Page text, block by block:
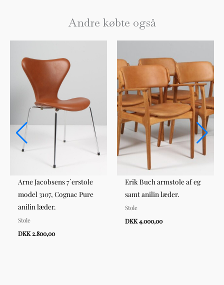
Andre købte også
Arne Jacobsens 7´erstole
model 3107, Cognac Pure
anilin læder.
Stole
DKK 2.800,00
Erik Buch armstole af eg
samt anilin læder.
Stole
DKK 4.000,00